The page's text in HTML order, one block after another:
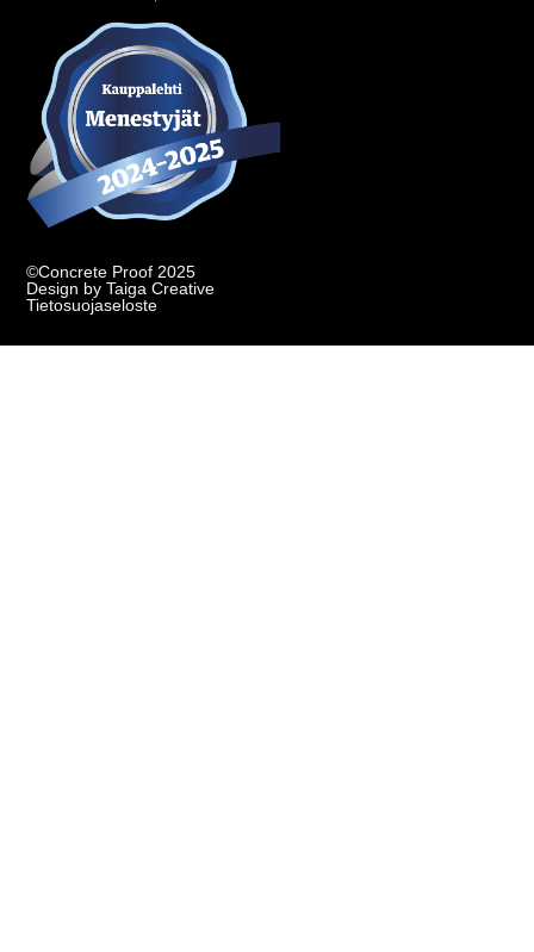
©Concrete Proof 2025
Design by Taiga Creative
Tietosuojaseloste